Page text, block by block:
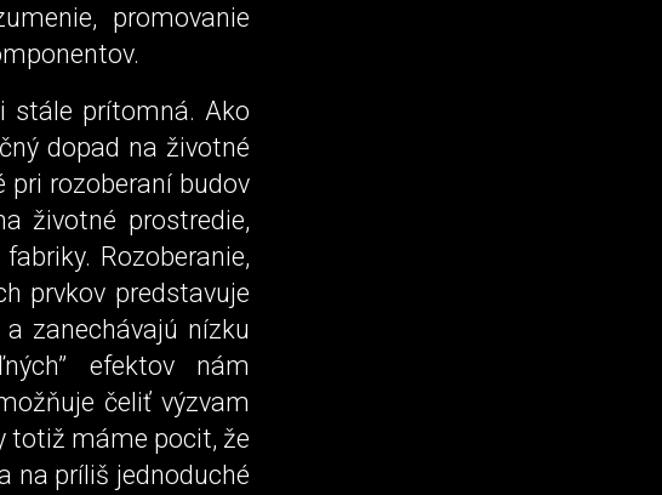
promovanie
stále prítomná. Ako
dopad na životné
rozoberaní budov
životné prostredie,
Rozoberanie,
prvkov predstavuje
zanechávajú nízku
efektov nám
čeliť výzvam
totiž máme pocit, že
na príliš jednoduché